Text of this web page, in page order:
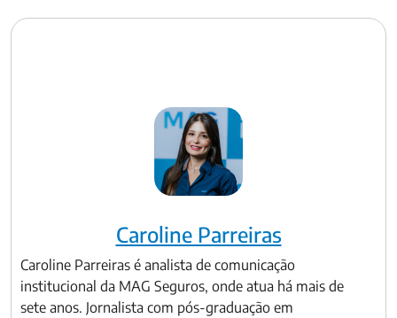
Caroline Parreiras
Caroline Parreiras é analista de comunicação
institucional da MAG Seguros, onde atua há mais de
sete anos. Jornalista com pós-graduação em